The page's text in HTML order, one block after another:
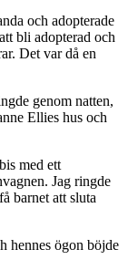
och adopterade
bli adopterad och
Det var då en
genom natten,
Ellies hus och
med ett
Jag ringde
barnet att sluta
hennes ögon böjde